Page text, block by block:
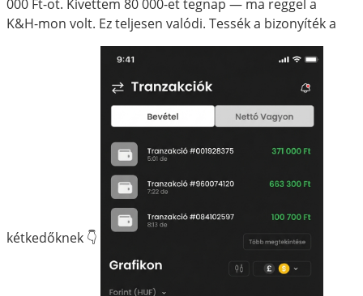
000 Ft-ot. Kivettem 80 000-et tegnap — ma reggel a
K&H-mon volt. Ez teljesen valódi. Tessék a bizonyíték a
kétkedőknek 👇